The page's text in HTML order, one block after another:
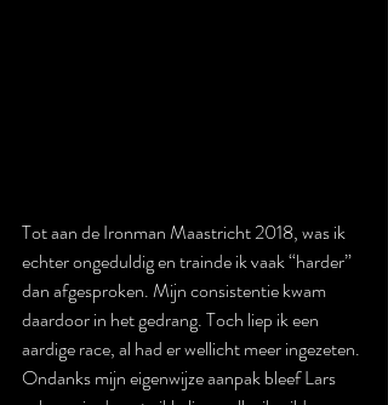
Tot aan de Ironman Maastricht 2018, was ik
echter ongeduldig en trainde ik vaak “harder”
dan afgesproken. Mijn consistentie kwam
daardoor in het gedrang. Toch liep ik een
aardige race, al had er wellicht meer ingezeten.
Ondanks mijn eigenwijze aanpak bleef Lars